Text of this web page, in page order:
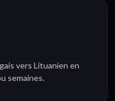
vers Lituanien en
semaines.